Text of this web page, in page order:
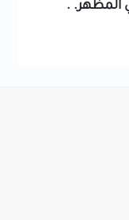
المظهر. .